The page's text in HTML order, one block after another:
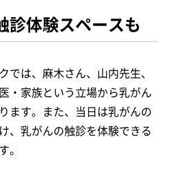
診体験スペースも
では、麻木さん、山内先生、
・家族という立場から乳がん
ます。また、当日は乳がんの
、乳がんの触診を体験できる
。